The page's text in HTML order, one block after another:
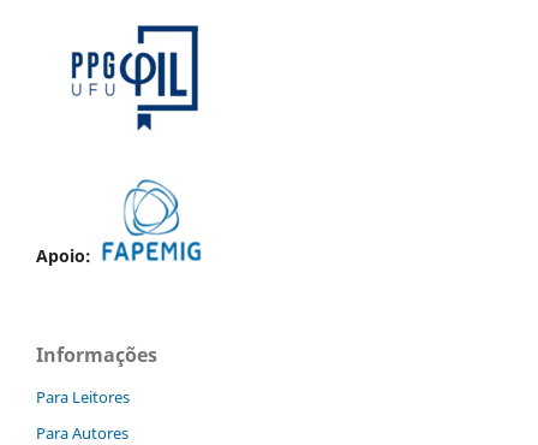
Apoio:
Informações
Para Leitores
Para Autores